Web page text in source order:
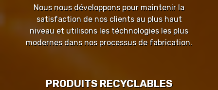
Nous nous développons pour maintenir la
satisfaction de nos clients au plus haut
niveau et utilisons les téchnologies les plus
modernes dans nos processus de fabrication.
PRODUITS RECYCLABLES